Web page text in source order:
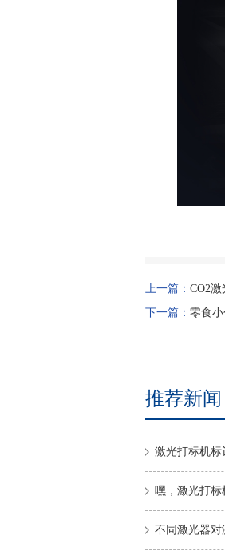
上一篇： CO2
下一篇： 零食
推荐新闻
激光打标机标
嘿，激光打标
不同激光器对